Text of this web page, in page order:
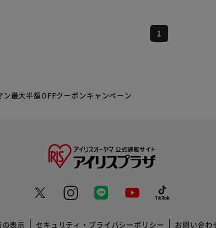
1
ン最大半額OFFクーポンキャンペーン
表示 セキュリティ・プライバシーポリシー お問い合わ